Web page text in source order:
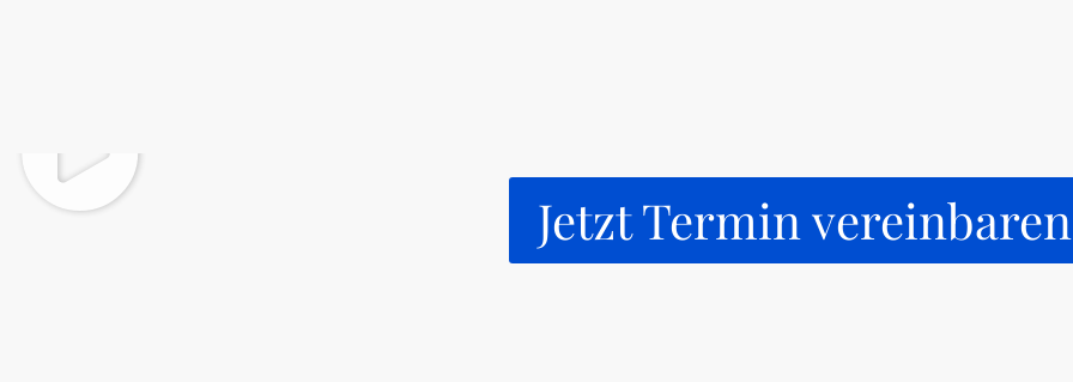
Jetzt Termin vereinbaren